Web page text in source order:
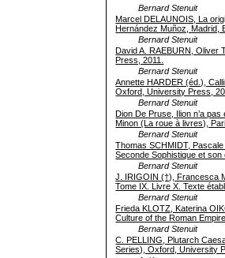
Bernard Stenuit
Marcel DELAUNOIS, La
Hernández Muñoz, Madrid,
Bernard Stenuit
David A. RAEBURN, Oliver
Press, 2011.
Bernard Stenuit
Annette HARDER (éd.),
Oxford, University Press,
Bernard Stenuit
Dion De Pruse, Ilion n’a
Minon (La roue à livres),
Bernard Stenuit
Thomas SCHMIDT,
Seconde Sophistique et son
Bernard Stenuit
J. IRIGOIN (†), Francesca
Tome IX. Livre X. Texte
Bernard Stenuit
Frieda KLOTZ, Katerina
Culture of the Roman
Bernard Stenuit
C. PELLING, Plutarch
Series), Oxford, University